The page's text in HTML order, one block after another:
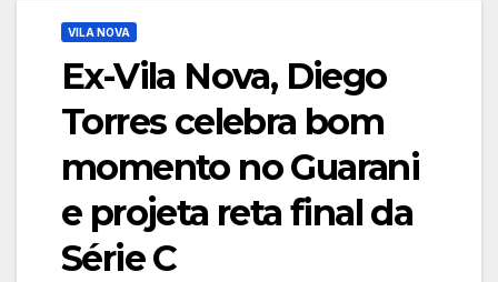
VILA NOVA
Ex-Vila Nova, Diego
Torres celebra bom
momento no Guarani
e projeta reta final da
Série C